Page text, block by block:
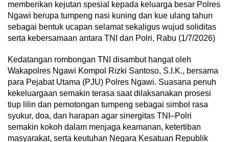
memberikan kejutan spesial kepada keluarga besar Polres
Ngawi berupa tumpeng nasi kuning dan kue ulang tahun
sebagai bentuk ucapan selamat sekaligus wujud soliditas
serta kebersamaan antara TNI dan Polri, Rabu (1/7/2026)
Kedatangan rombongan TNI disambut hangat oleh
Wakapolres Ngawi Kompol Rizki Santoso, S.I.K., bersama
para Pejabat Utama (PJU) Polres Ngawi. Suasana penuh
kekeluargaan semakin terasa saat dilaksanakan prosesi
tiup lilin dan pemotongan tumpeng sebagai simbol rasa
syukur, doa, dan harapan agar sinergitas TNI–Polri
semakin kokoh dalam menjaga keamanan, ketertiban
masyarakat, serta keutuhan Negara Kesatuan Republik